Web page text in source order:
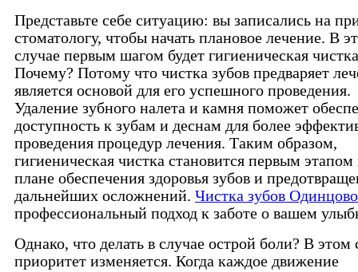
Представьте себе ситуацию: вы записались на
стоматологу, чтобы начать плановое лечение. В
случае первым шагом будет гигиеническая
Почему? Потому что чистка зубов предваряет
является основой для его успешного проведения.
Удаление зубного налета и камня поможет
доступность к зубам и деснам для более
проведения процедур лечения. Таким образом,
гигиеническая чистка становится первым этапом
плане обеспечения здоровья зубов и
дальнейших осложнений. Чистка зубов Одинцово
профессиональный подход к заботе о вашем
Однако, что делать в случае острой боли? В этом
приоритет изменяется. Когда каждое движение